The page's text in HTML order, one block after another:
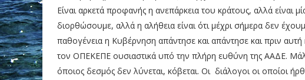
Είναι αρκετά προφανής η ανεπάρκεια του κράτους, αλλά είναι
διορθώσουμε, αλλά η αλήθεια είναι ότι μέχρι σήμερα δεν
παθογένεια η Κυβέρνηση απάντησε και απάντησε και πριν
τον ΟΠΕΚΕΠΕ ουσιαστικά υπό την πλήρη ευθύνη της ΑΑΔΕ.
όποιος δεσμός δεν λύνεται, κόβεται. Οι διάλογοι οι οποίοι